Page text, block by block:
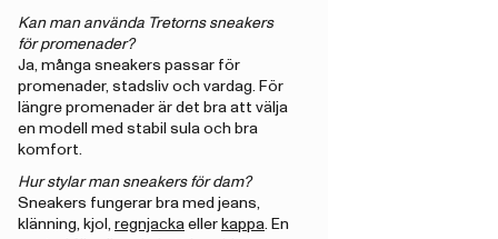
Kan man använda Tretorns sneakers
för promenader?
Ja, många sneakers passar för
promenader, stadsliv och vardag. För
längre promenader är det bra att välja
en modell med stabil sula och bra
komfort.
Hur stylar man sneakers för dam?
Sneakers fungerar bra med jeans,
klänning, kjol, regnjacka eller kappa. En